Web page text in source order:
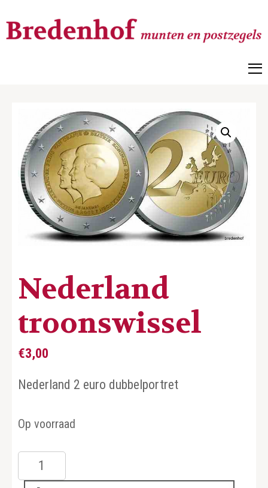
Nederland
troonswissel
€3,00
Nederland 2 euro dubbelportret
Op voorraad
Nederland
troonswissel